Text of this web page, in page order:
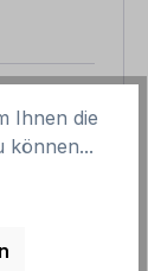
33,84 €
Ihnen die
können...